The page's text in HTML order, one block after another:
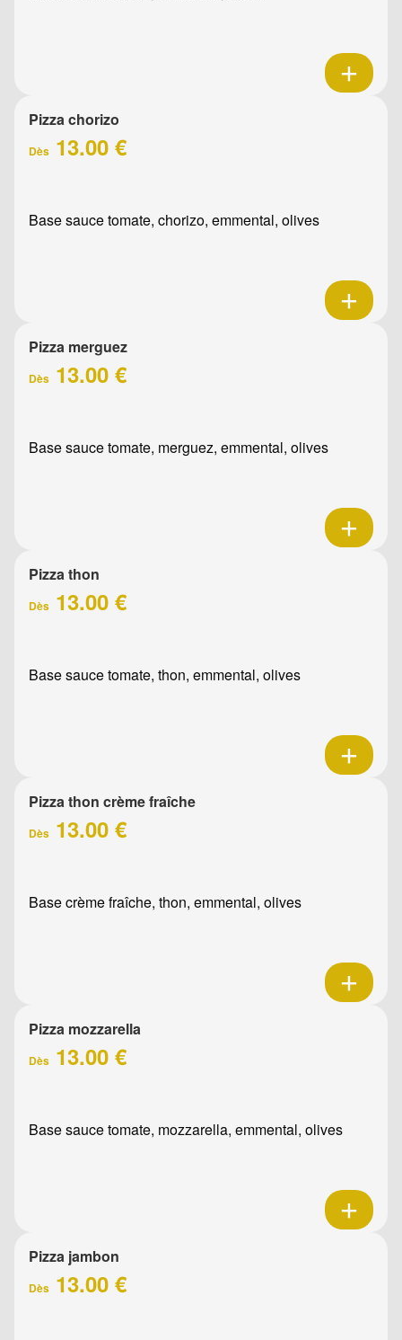
Pizza chorizo
Dès 13.00 €
Base sauce tomate, chorizo, emmental, olives
Pizza merguez
Dès 13.00 €
Base sauce tomate, merguez, emmental, olives
Pizza thon
Dès 13.00 €
Base sauce tomate, thon, emmental, olives
Pizza thon crème fraîche
Dès 13.00 €
Base crème fraîche, thon, emmental, olives
Pizza mozzarella
Dès 13.00 €
Base sauce tomate, mozzarella, emmental, olives
Pizza jambon
Dès 13.00 €